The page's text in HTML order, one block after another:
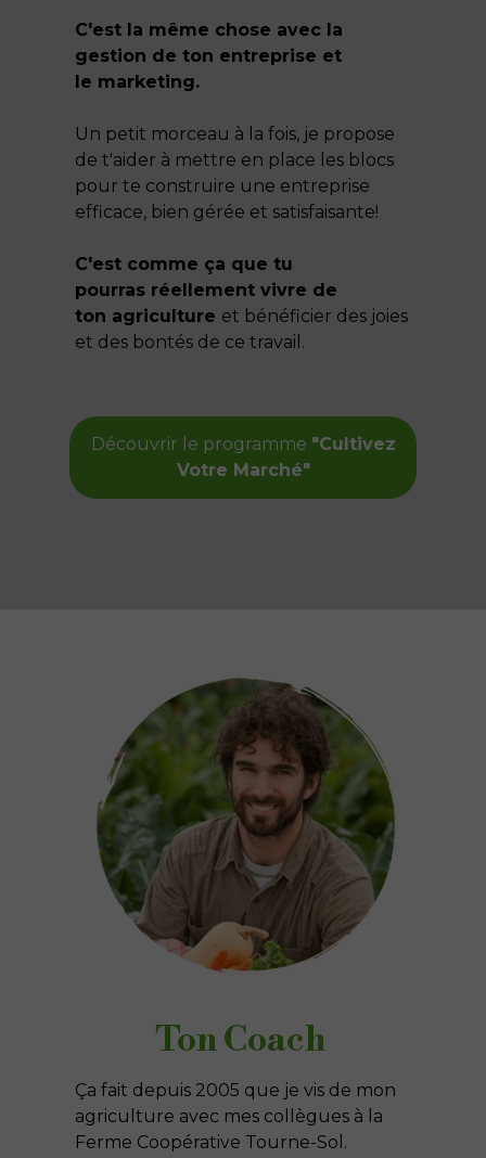
Découvrir le programme "Cultivez
Votre Marché"
C'est la même chose avec la
gestion de ton entreprise et
le marketing.
Un petit morceau à la fois, je propose
de t'aider à mettre en place les blocs
pour te construire une entreprise
efficace, bien gérée et satisfaisante!
C'est comme ça que tu
pourras réellement vivre de
ton agriculture et bénéficier des joies
et des bontés de ce travail.
Ton Coach
Ça fait depuis 2005 que je vis de mon
agriculture avec mes collègues à la
Ferme Coopérative Tourne-Sol.